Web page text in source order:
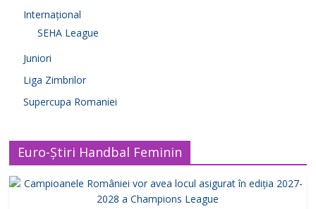
Internațional
SEHA League
Juniori
Liga Zimbrilor
Supercupa Romaniei
Euro-Știri Handbal Feminin